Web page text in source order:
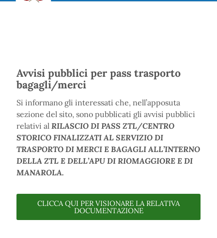
Avvisi pubblici per pass trasporto
bagagli/merci
Si informano gli interessati che, nell’apposuta
sezione del sito, sono pubblicati gli avvisi pubblici
relativi al RILASCIO DI PASS ZTL/CENTRO
STORICO FINALIZZATI AL SERVIZIO DI
TRASPORTO DI MERCI E BAGAGLI ALL’INTERNO
DELLA ZTL E DELL’APU DI RIOMAGGIORE E DI
MANAROLA.
CLICCA QUI PER VISIONARE LA RELATIVA
DOCUMENTAZIONE